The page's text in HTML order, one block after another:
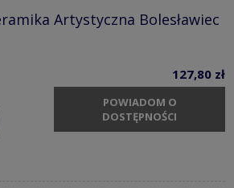
Artystyczna Bolesławiec
127,80 zł
POWIADOM O
DOSTĘPNOŚCI